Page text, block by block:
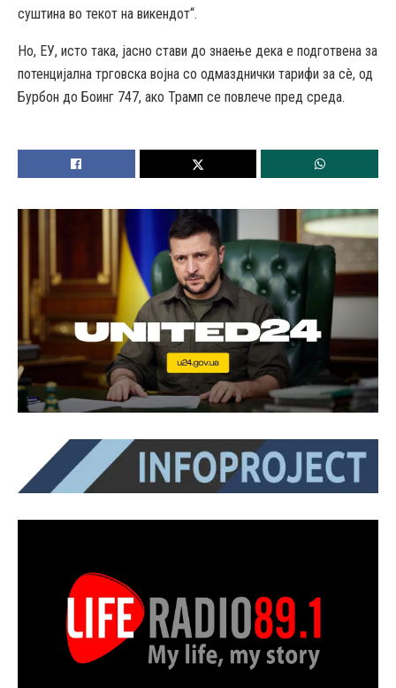
суштина во текот на викендот“.
Но, ЕУ, исто така, јасно стави до знаење дека е подготвена за
потенцијална трговска војна со одмазднички тарифи за сè, од
Бурбон до Боинг 747, ако Трамп се повлече пред среда.